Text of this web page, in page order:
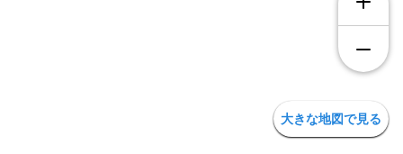
大きな地図で見る